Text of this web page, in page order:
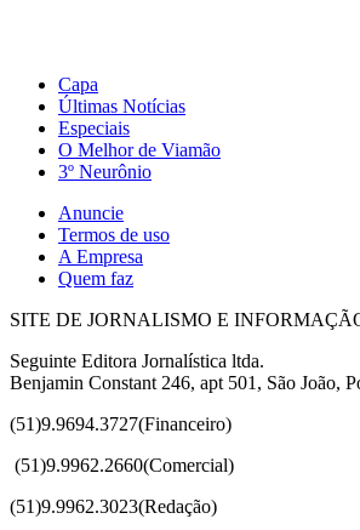
Capa
Últimas Notícias
Especiais
O Melhor de Viamão
3º Neurônio
Anuncie
Termos de uso
A Empresa
Quem faz
SITE DE JORNALISMO E
Seguinte Editora Jornalística ltda.
Benjamin Constant 246, apt 501, São João,
(51)9.9694.3727(Financeiro)
(51)9.9962.2660(Comercial)
(51)9.9962.3023(Redação)